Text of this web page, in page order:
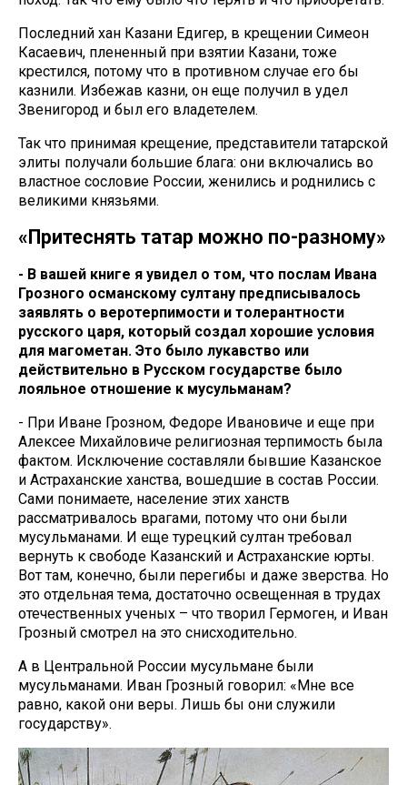
Последний хан Казани Едигер, в крещении Симеон
Касаевич, плененный при взятии Казани, тоже
крестился, потому что в противном случае его бы
казнили. Избежав казни, он еще получил в удел
Звенигород и был его владетелем.
Так что принимая крещение, представители татарской
элиты получали большие блага: они включались во
властное сословие России, женились и роднились с
великими князьями.
«Притеснять татар можно по-разному»
- В вашей книге я увидел о том, что послам Ивана
Грозного османскому султану предписывалось
заявлять о веротерпимости и толерантности
русского царя, который создал хорошие условия
для магометан. Это было лукавство или
действительно в Русском государстве было
лояльное отношение к мусульманам?
- При Иване Грозном, Федоре Ивановиче и еще при
Алексее Михайловиче религиозная терпимость была
фактом. Исключение составляли бывшие Казанское
и Астраханские ханства, вошедшие в состав России.
Сами понимаете, население этих ханств
рассматривалось врагами, потому что они были
мусульманами. И еще турецкий султан требовал
вернуть к свободе Казанский и Астраханские юрты.
Вот там, конечно, были перегибы и даже зверства. Но
это отдельная тема, достаточно освещенная в трудах
отечественных ученых – что творил Гермоген, и Иван
Грозный смотрел на это снисходительно.
А в Центральной России мусульмане были
мусульманами. Иван Грозный говорил: «Мне все
равно, какой они веры. Лишь бы они служили
государству».